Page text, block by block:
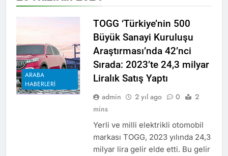
ARABA
HABERLERI
TOGG ‘Türkiye’nin 500
Büyük Sanayi Kuruluşu
Araştırması’nda 42’nci
Sırada: 2023’te 24,3 milyar
Liralık Satış Yaptı
admin 2 yıl ago 0
2
mins
Yerli ve milli elektrikli otomobil
markası TOGG, 2023 yılında 24,3
milyar lira gelir elde etti. Bu gelir